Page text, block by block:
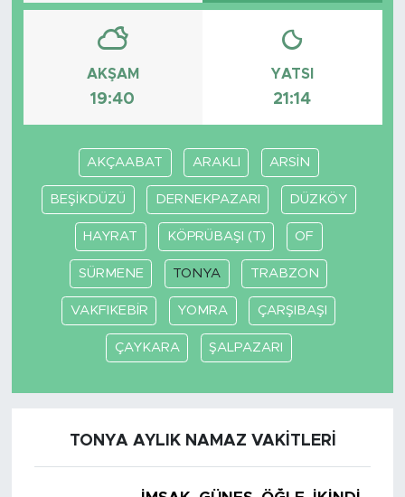
AKŞAM
19:40
YATSI
21:14
AKÇAABAT ARAKLI ARSİN
BEŞİKDÜZÜ DERNEKPAZARI DÜZKÖY
HAYRAT KÖPRÜBAŞI (T) OF
SÜRMENE TONYA TRABZON
VAKFIKEBİR YOMRA ÇARŞIBAŞI
ÇAYKARA ŞALPAZARI
TONYA AYLIK NAMAZ VAKITLERI
POLİTİKA
KÜLTÜR SANAT
YAŞAM
TARİHTEN GÜNÜMÜZE
TARİH